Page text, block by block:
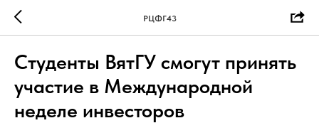
РЦФГ43
Студенты ВятГУ смогут принять
участие в Международной
неделе инвесторов